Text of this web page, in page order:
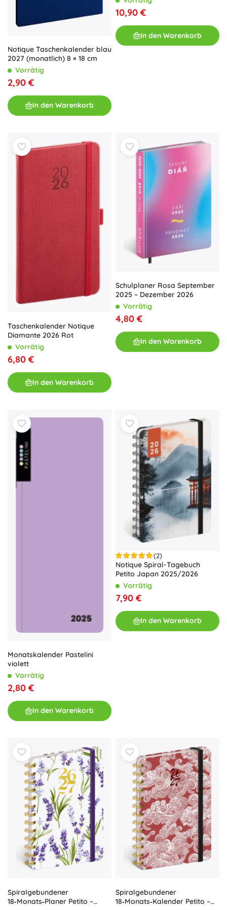
Notique Taschenkalender blau
2027 (monatlich) 8 × 18 cm
Vorrätig
2,90 €
In den Warenkorb
10,90 €
In den Warenkorb
Taschenkalender Notique
Diamante 2026 Rot
Vorrätig
6,80 €
In den Warenkorb
Schulplaner Rosa September
2025 – Dezember 2026
Vorrätig
4,80 €
In den Warenkorb
Monatskalender Pastelini
violett
Vorrätig
2,80 €
In den Warenkorb
(2)
Notique Spiral-Tagebuch
Petito Japan 2025/2026
Vorrätig
7,90 €
In den Warenkorb
Spiralgebundener
18‑Monats‑Planer Petito –
Spiralgebundener
18‑Monats‑Kalender Petito –